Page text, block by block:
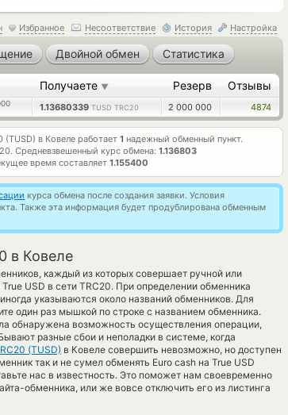
Избранное Несоответствие История Настройка
Двойной обмен Статистика
Получаете ▼ Резерв Отзывы
1.13680339 TUSD TRC20 2 000 000 4874
(TUSD) в Ковеле работает 1 надежный обменный пункт.
Средневзвешенный курс обмена: 1.136803
время составляет 1.155400
курса обмена после создания заявки. Условия
Также эта информация будет продублирована обменным
в Ковеле
каждый из которых совершает ручной или
USD в сети TRC20. При определении обменника
указываются около названий обменников. Для
один раз мышкой по строке с названием обменника.
обнаружена возможность осуществления операции,
разные сбои и неполадки в системе, когда
(TUSD) в Ковеле совершить невозможно, но доступен
так и не сумел обменять Euro cash на True USD
нас в известность. Это поможет нам своевременно
обменника, или же вовсе отключить его из листинга